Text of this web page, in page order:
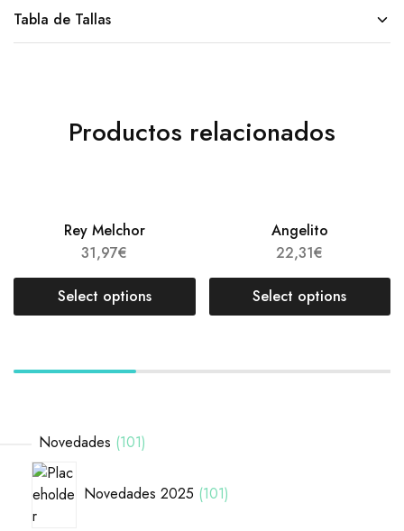
Tabla de Tallas
Productos relacionados
Rey Melchor
31,97€
Select options
Angelito
22,31€
Select options
Novedades 101
Novedades 2025 101